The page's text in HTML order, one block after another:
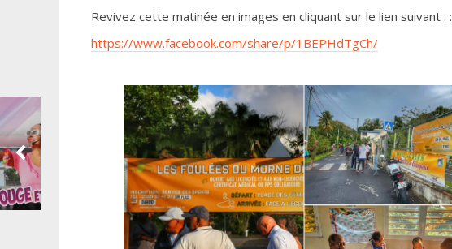
Revivez cette matinée en images en cliquant sur le lien suivant : :
https://www.facebook.com/share/p/1BEPHdTgCh/